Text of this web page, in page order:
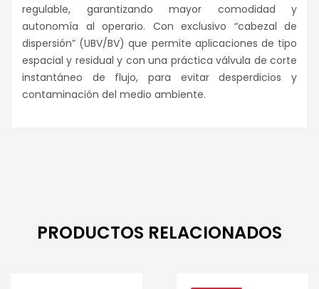
regulable, garantizando mayor comodidad y
autonomía al operario. Con exclusivo “cabezal de
dispersión” (UBV/BV) que permite aplicaciones de tipo
espacial y residual y con una práctica válvula de corte
instantáneo de flujo, para evitar desperdicios y
contaminación del medio ambiente.
PRODUCTOS RELACIONADOS